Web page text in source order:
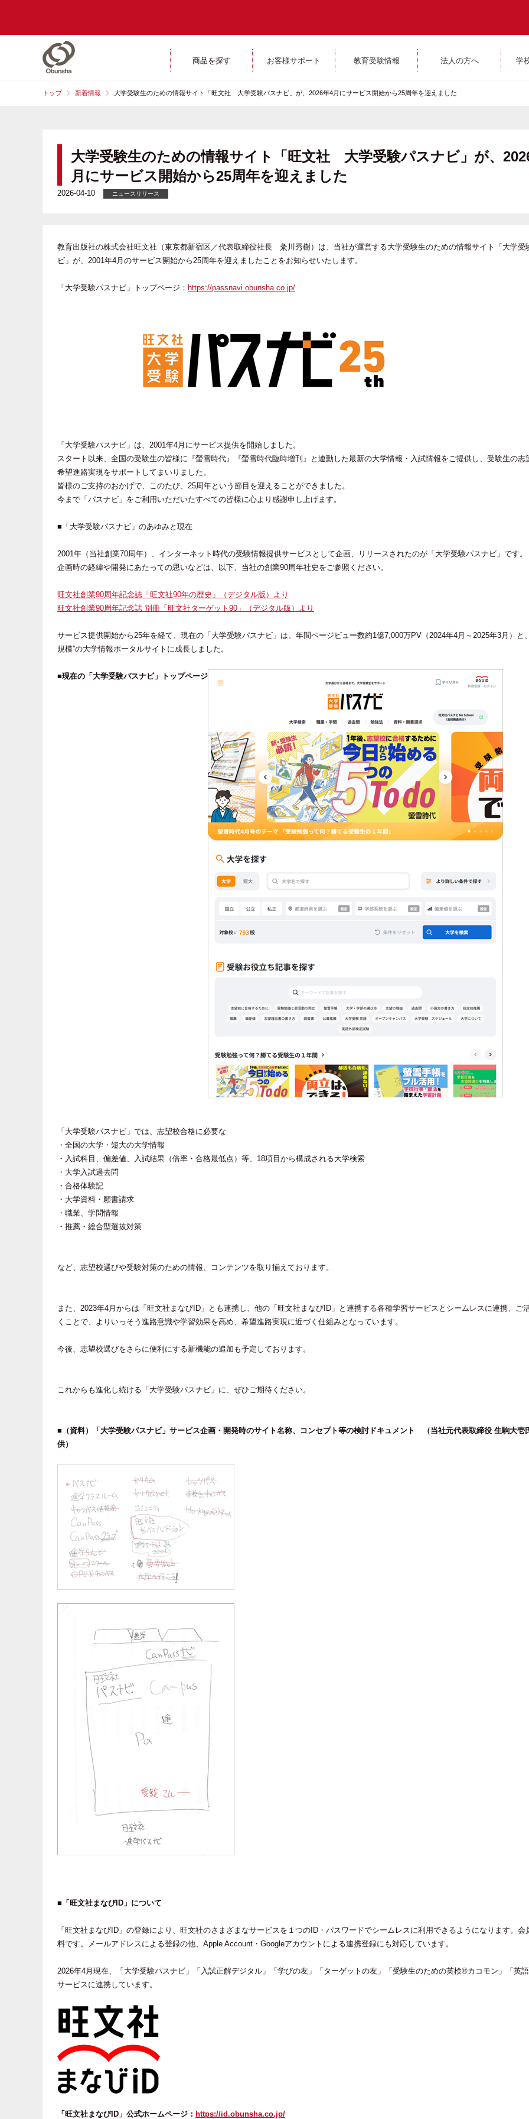
商品を探す お客様サポート 教育受験情報 法人の方へ 学
トップ 新着情報 大学受験生のための情報サイト「旺文社 大学受験パスナビ」が、2026年4月にサービス開始から25周年を迎えました
大学受験生のための情報サイト「旺文社 大学受験パスナビ」が、
月にサービス開始から25周年を迎えました
2026-04-10 ニュースリリース
教育出版社の株式会社旺文社（東京都新宿区／代表取締役社長 粂川秀樹）は、当社が運営する大学受験生のための情報サイト「大学受
ビ」が、2001年4月のサービス開始から25周年を迎えましたことをお知らせいたします。
「大学受験パスナビ」トップページ： https://passnavi.obunsha.co.jp/
「大学受験パスナビ」は、2001年4月にサービス提供を開始しました。
スタート以来、全国の受験生の皆様に『螢雪時代』『螢雪時代臨時増刊』と連動した最新の大学情報・入試情報をご提供し、受験生の志
希望進路実現をサポートしてまいりました。
皆様のご支持のおかげで、このたび、25周年という節目を迎えることができました。
今まで「パスナビ」をご利用いただいたすべての皆様に心より感謝申し上げます。
■「大学受験パスナビ」のあゆみと現在
2001年（当社創業70周年）、インターネット時代の受験情報提供サービスとして企画、リリースされたのが「大学受験パスナビ」です。
企画時の経緯や開発にあたっての思いなどは、以下、当社の創業90周年社史をご参照ください。
旺文社創業90周年記念誌「旺文社90年の歴史」（デジタル版）より
旺文社創業90周年記念誌 別冊「旺文社ターゲット90」（デジタル版）より
サービス提供開始から25年を経て、現在の「大学受験パスナビ」は、年間ページビュー数約1億7,000万PV（2024年4月～2025年3月）と
規模”の大学情報ポータルサイトに成長しました。
■現在の「大学受験パスナビ」トップページ
「大学受験パスナビ」では、志望校合格に必要な
・全国の大学・短大の大学情報
・入試科目、偏差値、入試結果（倍率・合格最低点）等、18項目から構成される大学検索
・大学入試過去問
・合格体験記
・大学資料・願書請求
・職業、学問情報
・推薦・総合型選抜対策
など、志望校選びや受験対策のための情報、コンテンツを取り揃えております。
また、2023年4月からは「旺文社まなびID」とも連携し、他の「旺文社まなびID」と連携する各種学習サービスとシームレスに連携、ご
くことで、よりいっそう進路意識や学習効果を高め、希望進路実現に近づく仕組みとなっています。
今後、志望校選びをさらに便利にする新機能の追加も予定しております。
これからも進化し続ける「大学受験パスナビ」に、ぜひご期待ください。
■（資料）「大学受験パスナビ」サービス企画・開発時のサイト名称、コンセプト等の検討ドキュメント （当社元代表取締役 生駒大壱
供）
■「旺文社まなびID」について
「旺文社まなびID」の登録により、旺文社のさまざまなサービスを１つのID・パスワードでシームレスに利用できるようになります。会
料です。メールアドレスによる登録の他、Apple Account・Googleアカウントによる連携登録にも対応しています。
2026年4月現在、「大学受験パスナビ」「入試正解デジタル」「学びの友」「ターゲットの友」「受験生のための英検®カコモン」「英
サービスに連携しています。
「旺文社まなびID」公式ホームページ： https://id.obunsha.co.jp/